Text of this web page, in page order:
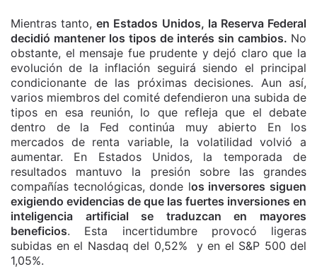
Mientras tanto,en Estados Unidos, la Reserva Federal
decidió mantener los tipos de interés sin cambios. No
obstante, el mensaje fue prudente y dejó claro que la
evolución de la inflación seguirá siendo el principal
condicionante de las próximas decisiones. Aun así,
varios miembros del comité defendieron una subida de
tipos en esa reunión, lo que refleja que el debate
dentro de la Fed continúa muy abierto En los
mercados de renta variable, la volatilidad volvió a
aumentar. En Estados Unidos, la temporada de
resultados mantuvo la presión sobre las grandes
compañías tecnológicas, donde los inversores siguen
exigiendo evidencias de que las fuertes inversiones en
inteligencia artificial se traduzcan en mayores
beneficios. Esta incertidumbre provocó ligeras
subidas en el Nasdaq del 0,52% y en el S&P 500 del
1,05%.